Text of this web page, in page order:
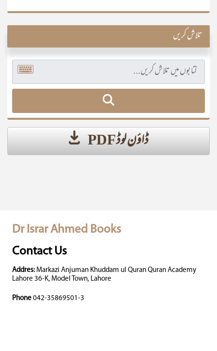
تلاش کریں
ڈاؤن لوڈ PDF
Dr Israr Ahmed Books
Contact Us
Addres: Markazi Anjuman Khuddam ul Quran Quran Academy
Lahore 36-K, Model Town, Lahore
Phone 042-35869501-3